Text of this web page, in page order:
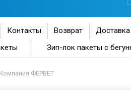
Контакты Возврат
Зип-лок пакеты с
ФЕРВЕТ